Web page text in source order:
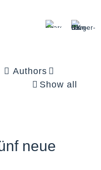
Authors
Show all
neue